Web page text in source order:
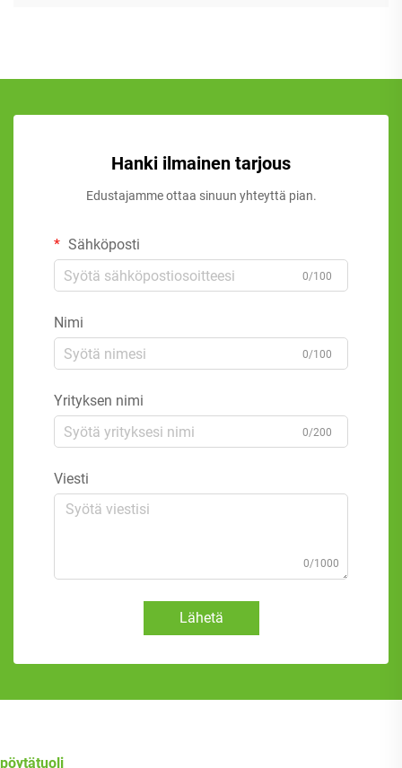
Hanki ilmainen tarjous
Edustajamme ottaa sinuun yhteyttä pian.
Sähköposti
0/100
Nimi
0/100
Yrityksen nimi
0/200
Viesti
0/1000
Lähetä
pöytätuoli